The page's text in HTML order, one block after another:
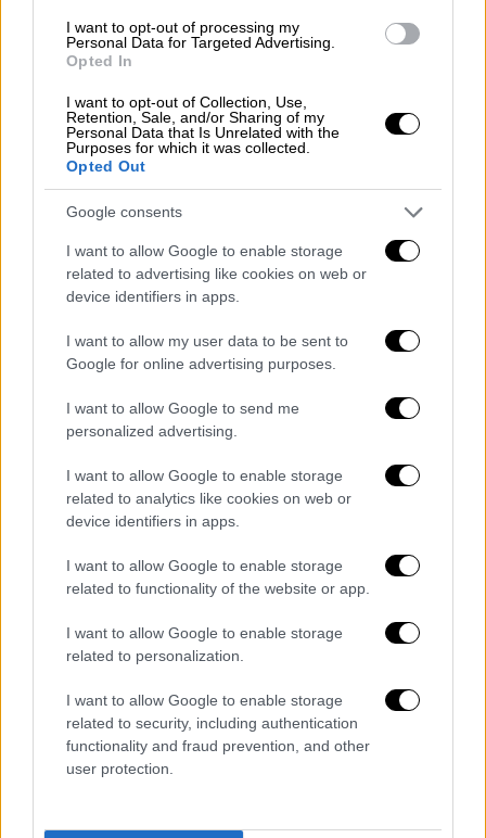
I want to opt-out of processing my
Personal Data for Targeted Advertising.
Opted In
I want to opt-out of Collection, Use,
Retention, Sale, and/or Sharing of my
Personal Data that Is Unrelated with the
Purposes for which it was collected.
Opted Out
Google consents
I want to allow Google to enable storage
related to advertising like cookies on web or
device identifiers in apps.
I want to allow my user data to be sent to
Google for online advertising purposes.
I want to allow Google to send me
personalized advertising.
I want to allow Google to enable storage
related to analytics like cookies on web or
device identifiers in apps.
I want to allow Google to enable storage
related to functionality of the website or app.
I want to allow Google to enable storage
related to personalization.
I want to allow Google to enable storage
related to security, including authentication
functionality and fraud prevention, and other
user protection.
Γιαννακόπουλος: «Κάθαρση στη Θύρα 13
- Θα τους βάλω τις κουκούλες στον κ...»!
άνοιξε μέτωπο με μερίδα των οργανωμένων
οπαδών
Αθλητισμός|18.12.2019 17:53
Η απάντηση της Θύρας 13 στον Δημήτρη
Γιαννακόπουλο
Οι οργανωμένοι του Παναθηναϊκού
τους προσάπτει ο διοικητικός ηγέτης της